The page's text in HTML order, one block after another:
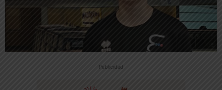
-- Publicidad --